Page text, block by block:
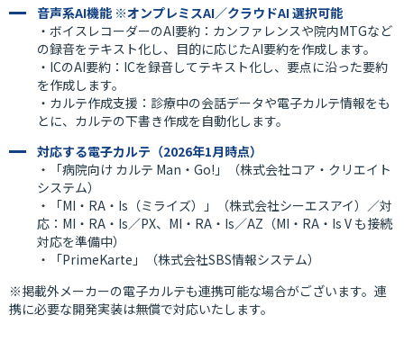
音声系AI機能 ※オンプレミスAI／クラウドAI 選択可能
・ボイスレコーダーのAI要約：カンファレンスや院内MTGなど
の録音をテキスト化し、目的に応じたAI要約を作成します。
・ICのAI要約：ICを録音してテキスト化し、要点に沿った要約
を作成します。
・カルテ作成支援：診療中の会話データや電子カルテ情報をも
とに、カルテの下書き作成を自動化します。
対応する電子カルテ（2026年1月時点）
・「病院向け カルテ Man・Go!」（株式会社コア・クリエイト
システム）
・「MI・RA・Is（ミライズ）」（株式会社シーエスアイ）／対
応：MI・RA・Is／PX、MI・RA・Is／AZ（MI・RA・Is V も接続
対応を準備中）
・「PrimeKarte」（株式会社SBS情報システム）
※掲載外メーカーの電子カルテも連携可能な場合がございます。連
携に必要な開発実装は無償で対応いたします。